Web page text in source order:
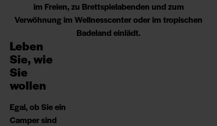
im Freien, zu Brettspielabenden und zum
Verwöhnung im Wellnesscenter oder im tropischen
Badeland einlädt.
Leben
Sie, wie
Sie
wollen
Egal, ob Sie ein
Camper sind